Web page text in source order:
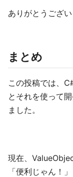
ありがとうござい
まとめ
この投稿では、
とそれを使って
ました。
現在、
「便利じゃん！